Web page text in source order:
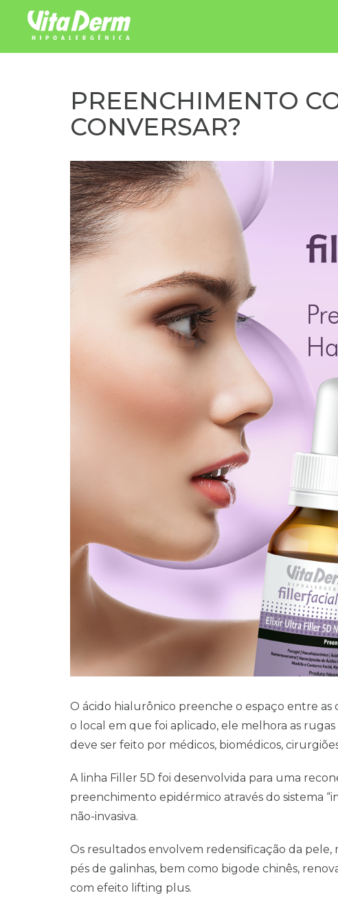
PREENCHIMENTO
CONVERSAR?
O ácido hialurônico preenche o espaço entre
o local em que foi aplicado, ele melhora as
deve ser feito por médicos, biomédicos,
A linha Filler 5D foi desenvolvida para uma
preenchimento epidérmico através do sistema
não-invasiva.
Os resultados envolvem redensificação da pele,
pés de galinhas, bem como bigode chinês,
com efeito lifting plus.